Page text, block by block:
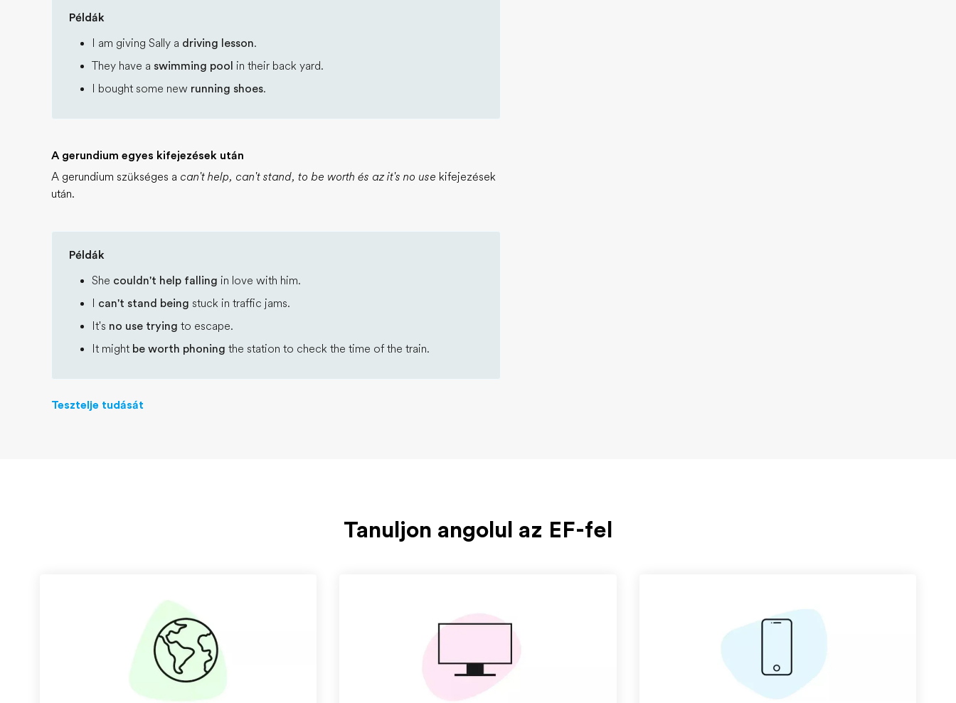
Példák
I am giving Sally a driving lesson.
They have a swimming pool in their back yard.
I bought some new running shoes.
A gerundium egyes kifejezések után
A gerundium szükséges a can't help, can't stand, to be worth és az it's no use kifejezések
után.
Példák
She couldn't help falling in love with him.
can't stand being stuck in traffic jams.
It's no use trying to escape.
It might be worth phoning the station to check the time of the train.
Tesztelje tudását
Tanuljon angolul az EF-fel